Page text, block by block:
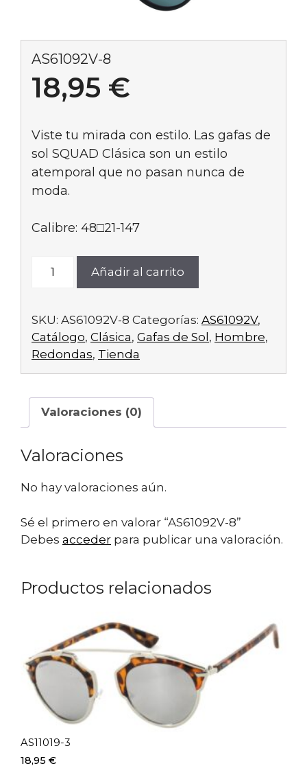
AS61092V-8
18,95 €
Viste tu mirada con estilo. Las gafas de
sol SQUAD Clásica son un estilo
atemporal que no pasan nunca de
moda.
Calibre: 48□21-147
Añadir al carrito
SKU: AS61092V-8 Categorías: AS61092V,
Catálogo, Clásica, Gafas de Sol, Hombre,
Redondas, Tienda
Valoraciones (0)
Valoraciones
No hay valoraciones aún.
Sé el primero en valorar “AS61092V-8”
Debes acceder para publicar una valoración.
Productos relacionados
AS11019-3
18,95 €